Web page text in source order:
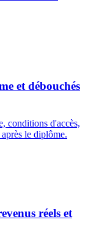
et débouchés
conditions d'accès,
le diplôme.
réels et